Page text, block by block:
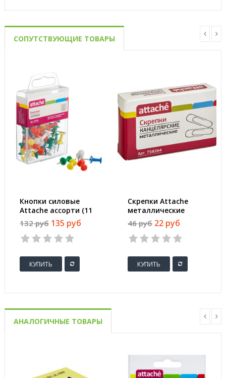
СОПУТСТВУЮЩИЕ ТОВАРЫ
Кнопки силовые
Attache ассорти (11
мм, 30 штук в
упаковке)
132 руб 135 руб
КУПИТЬ
Скрепки Attache
металлические
овальные без
покрытия 28 мм (100
штук в упаковке)
46 руб 22 руб
КУПИТЬ
АНАЛОГИЧНЫЕ ТОВАРЫ